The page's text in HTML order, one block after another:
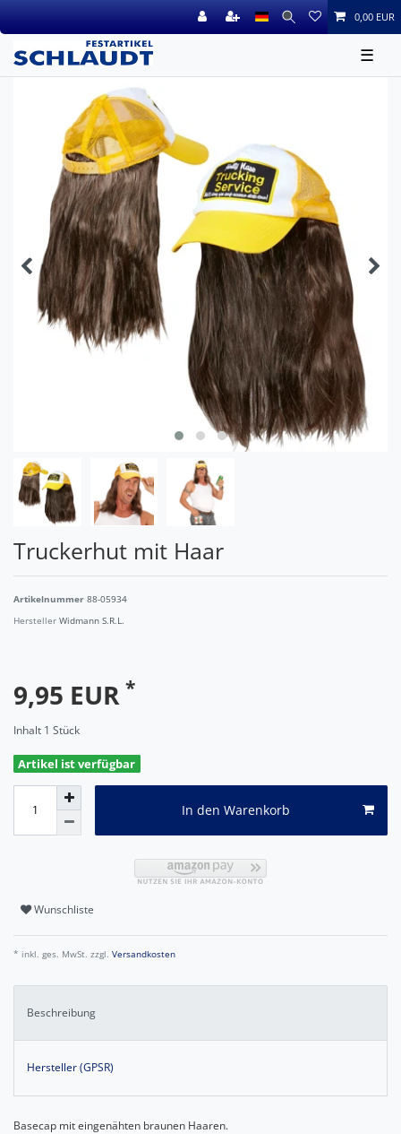
0,00 EUR
☰
Truckerhut mit Haar
Artikelnummer 88-05934
Hersteller Widmann S.R.L.
9,95 EUR *
Inhalt 1 Stück
Artikel ist verfügbar
In den Warenkorb
Wunschliste
* inkl. ges. MwSt. zzgl. Versandkosten
Beschreibung
Hersteller (GPSR)
Basecap mit eingenähten braunen Haaren.